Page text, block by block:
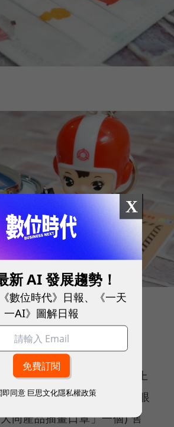
販售」整理：
版】 時間：2021/10/13 早上
客來 商品：「大同寶寶-眨眼
同產品插畫口罩」一個) 售
X
新 AI 發展趨勢！
數位時代》日報、《一天
一AI》圖解日報
即同意 巨思文化隱私權政策